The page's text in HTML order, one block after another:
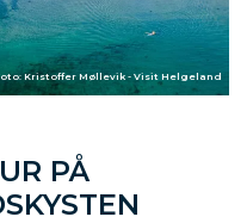
Kristoffer Møllevik - Visit Helgeland
PÅ